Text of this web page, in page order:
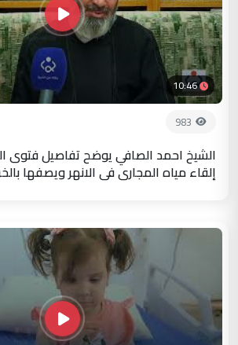
10:46
983
الشيخ احمد الصافي يوضح تفاصيل
إلقاء مياه المجاري في الانهر ويصفها